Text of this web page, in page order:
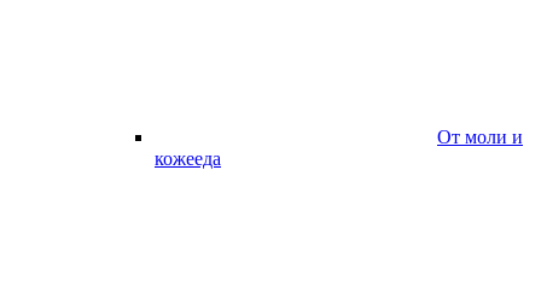
От моли и
кожееда